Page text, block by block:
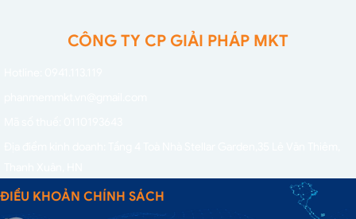
CÔNG TY CP GIẢI PHÁP MKT
ĐIỀU KHOẢN CHÍNH SÁCH